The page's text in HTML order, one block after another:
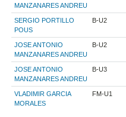
MANZANARES ANDREU
SERGIO PORTILLO
POUS
B-U2
JOSE ANTONIO
MANZANARES ANDREU
B-U2
JOSE ANTONIO
MANZANARES ANDREU
B-U3
VLADIMIR GARCIA
MORALES
FM-U1